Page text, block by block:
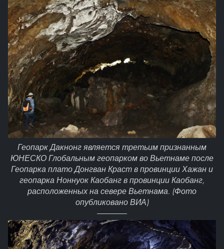
Геопарк Дакнонг является третьим признанным
ЮНЕСКО Глобальным геопарком во Вьетнаме после
Геопарка плато Донгван Краст в провинции Хажан и
геопарка Ноннуок Каобанг в провинции Каобанг,
расположенных на севере Вьетнама. (Фото
опубликовано ВИА)